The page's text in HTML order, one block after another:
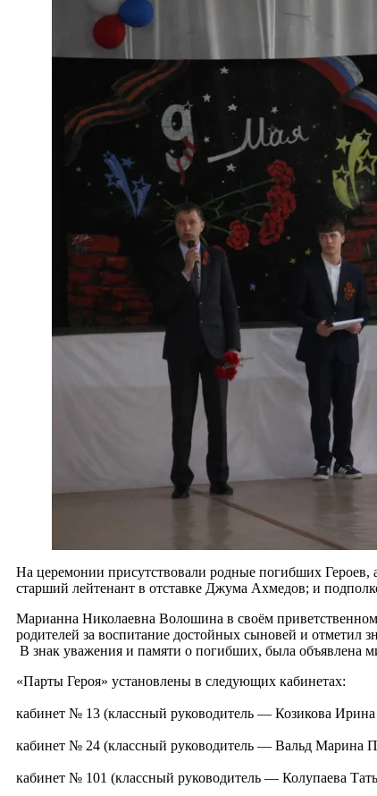
На церемонии присутствовали родные погибших Героев,
старший лейтенант в отставке Джума Ахмедов; и
Марианна Николаевна Волошина в своём
родителей за воспитание достойных сыновей и отметил
В знак уважения и памяти о погибших, была объявлена
«Парты Героя» установлены в следующих кабинетах:
кабинет № 13 (классный руководитель — Козикова
кабинет № 24 (классный руководитель — Вальд Марина
кабинет № 101 (классный руководитель — Колупаева